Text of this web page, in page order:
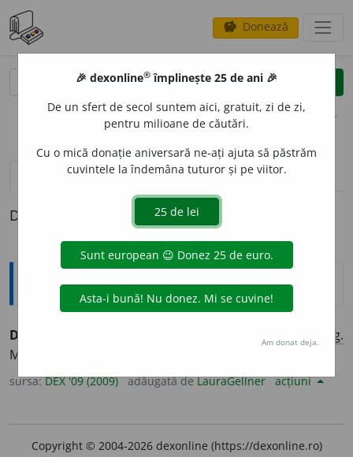
savings Donează
clear
opțiuni
definiții (1) pronunțievolume_up (12)
Definiția cu ID-ul 856909:
Explicative DEX
DEGHIZ
Fig.
Mascat, camuflat. –
sursa:DEX '09 (2009) adăugată deLauraGellner acțiuni
Copyright © 2004-2026 dexonline (https://dexonline.ro)
🎉 dexonline® împlinește 25 de ani 🎉
De un sfert de secol suntem aici, gratuit, zi de zi,
pentru milioane de căutări.
Cu o mică donație aniversară ne-ați ajuta să păstrăm
cuvintele la îndemâna tuturor și pe viitor.
Am donat deja.